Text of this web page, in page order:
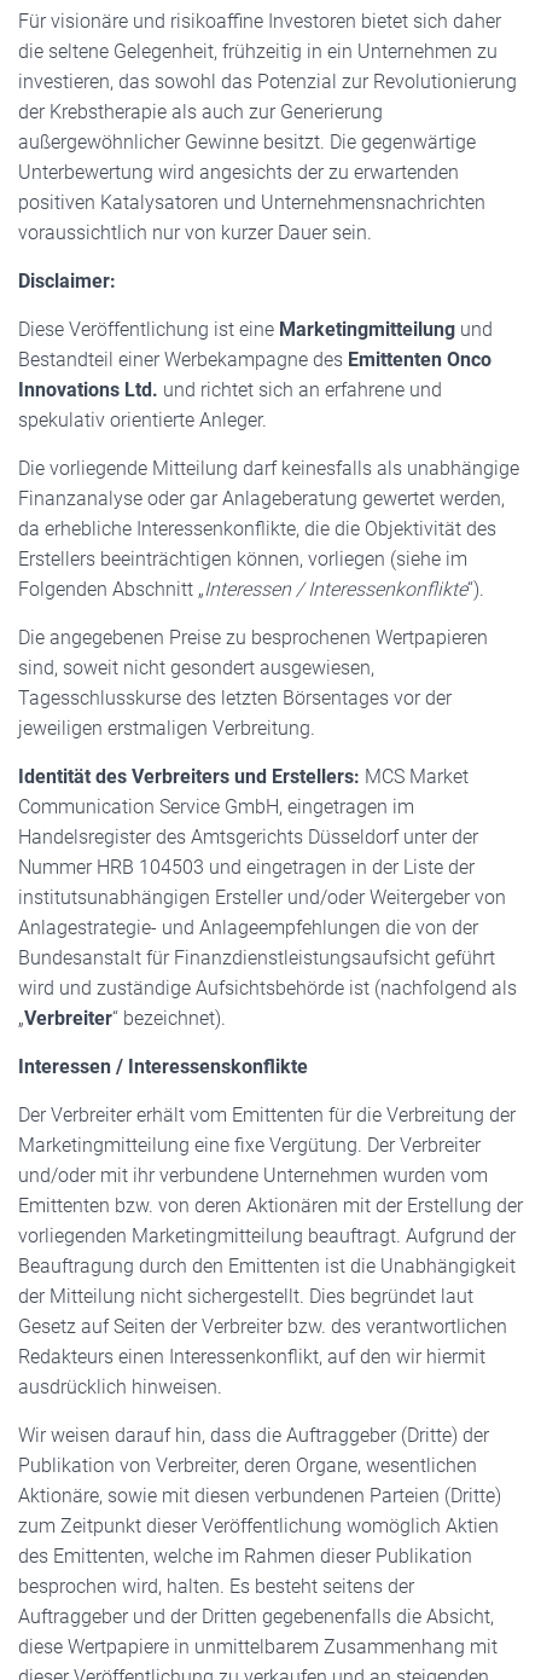
Für visionäre und risikoaffine Investoren bietet sich daher
die seltene Gelegenheit, frühzeitig in ein Unternehmen zu
investieren, das sowohl das Potenzial zur Revolutionierung
der Krebstherapie als auch zur Generierung
außergewöhnlicher Gewinne besitzt. Die gegenwärtige
Unterbewertung wird angesichts der zu erwartenden
positiven Katalysatoren und Unternehmensnachrichten
voraussichtlich nur von kurzer Dauer sein.
Disclaimer:
Diese Veröffentlichung ist eine Marketingmitteilung und
Bestandteil einer Werbekampagne des Emittenten Onco
Innovations Ltd. und richtet sich an erfahrene und
spekulativ orientierte Anleger.
Die vorliegende Mitteilung darf keinesfalls als unabhängige
Finanzanalyse oder gar Anlageberatung gewertet werden,
da erhebliche Interessenkonflikte, die die Objektivität des
Erstellers beeinträchtigen können, vorliegen (siehe im
Folgenden Abschnitt „Interessen / Interessenkonflikte“).
Die angegebenen Preise zu besprochenen Wertpapieren
sind, soweit nicht gesondert ausgewiesen,
Tagesschlusskurse des letzten Börsentages vor der
jeweiligen erstmaligen Verbreitung.
Identität des Verbreiters und Erstellers: MCS Market
Communication Service GmbH, eingetragen im
Handelsregister des Amtsgerichts Düsseldorf unter der
Nummer HRB 104503 und eingetragen in der Liste der
institutsunabhängigen Ersteller und/oder Weitergeber von
Anlagestrategie- und Anlageempfehlungen die von der
Bundesanstalt für Finanzdienstleistungsaufsicht geführt
wird und zuständige Aufsichtsbehörde ist (nachfolgend als
„Verbreiter“ bezeichnet).
Interessen / Interessenskonflikte
Der Verbreiter erhält vom Emittenten für die Verbreitung der
Marketingmitteilung eine fixe Vergütung. Der Verbreiter
und/oder mit ihr verbundene Unternehmen wurden vom
Emittenten bzw. von deren Aktionären mit der Erstellung der
vorliegenden Marketingmitteilung beauftragt. Aufgrund der
Beauftragung durch den Emittenten ist die Unabhängigkeit
der Mitteilung nicht sichergestellt. Dies begründet laut
Gesetz auf Seiten der Verbreiter bzw. des verantwortlichen
Redakteurs einen Interessenkonflikt, auf den wir hiermit
ausdrücklich hinweisen.
Wir weisen darauf hin, dass die Auftraggeber (Dritte) der
Publikation von Verbreiter, deren Organe, wesentlichen
Aktionäre, sowie mit diesen verbundenen Parteien (Dritte)
zum Zeitpunkt dieser Veröffentlichung womöglich Aktien
des Emittenten, welche im Rahmen dieser Publikation
besprochen wird, halten. Es besteht seitens der
Auftraggeber und der Dritten gegebenenfalls die Absicht,
diese Wertpapiere in unmittelbarem Zusammenhang mit